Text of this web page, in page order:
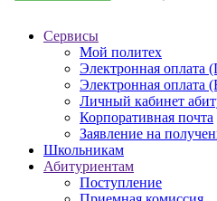
Сервисы
Мой политех
Электронная оплата
Электронная оплата
Личный кабинет
Корпоративная почта
Заявление на
Школьникам
Абитуриентам
Поступление